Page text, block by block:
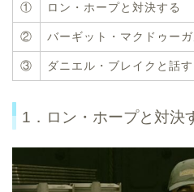
① ロン・ホープと対決する
② バーギット・マクドゥー
③ ダニエル・ブレイクと話す
1．ロン・ホープと対決